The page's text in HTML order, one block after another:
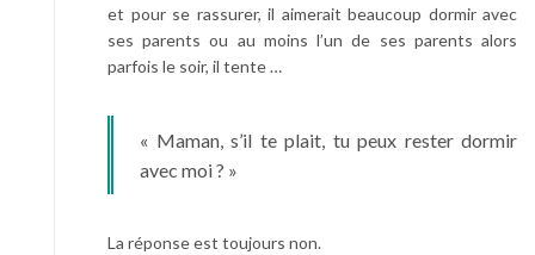
et pour se rassurer, il aimerait beaucoup dormir avec
ses parents ou au moins l’un de ses parents alors
parfois le soir, il tente …
« Maman, s’il te plait, tu peux rester dormir
avec moi ? »
La réponse est toujours non.